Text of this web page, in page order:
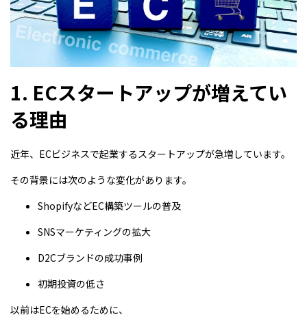
1. ECスタートアップが増えてい
る理由
近年、ECビジネスで起業するスタートアップが急増しています。
その背景には次のような変化があります。
ShopifyなどEC構築ツールの普及
SNSマーケティングの拡大
D2Cブランドの成功事例
初期投資の低さ
以前はECを始めるために、